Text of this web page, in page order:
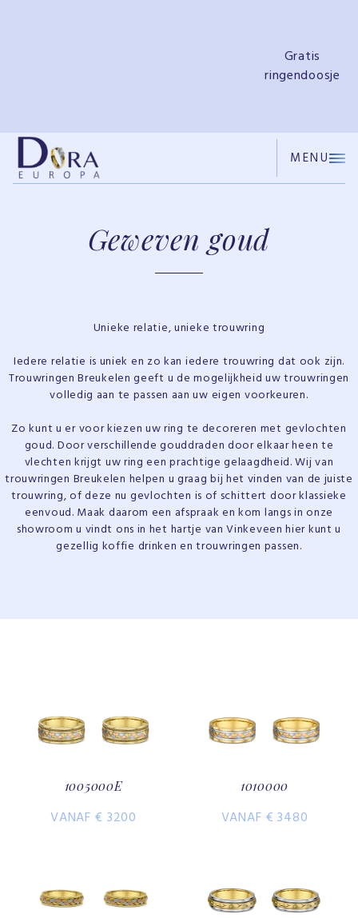
Gratis
ringendoosje
MENU
Geweven goud
Unieke relatie, unieke trouwring
Iedere relatie is uniek en zo kan iedere trouwring dat ook zijn.
Trouwringen Breukelen geeft u de mogelijkheid uw trouwringen
volledig aan te passen aan uw eigen voorkeuren.
Zo kunt u er voor kiezen uw ring te decoreren met gevlochten
goud. Door verschillende gouddraden door elkaar heen te
vlechten krijgt uw ring een prachtige gelaagdheid. Wij van
trouwringen Breukelen helpen u graag bij het vinden van de juiste
trouwring, of deze nu gevlochten is of schittert door klassieke
eenvoud. Maak daarom een afspraak en kom langs in onze
showroom u vindt ons in het hartje van Vinkeveen hier kunt u
gezellig koffie drinken en trouwringen passen.
1005000E
VANAF € 3200
1010000
VANAF € 3480